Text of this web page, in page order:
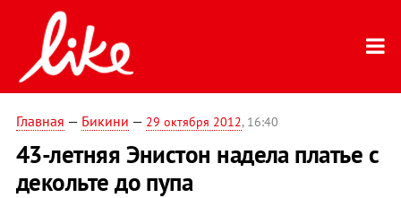
Главная — Бикини — 29 октября 2012, 16:40
43-летняя Энистон надела платье с
декольте до пупа